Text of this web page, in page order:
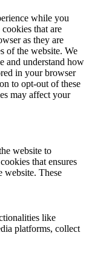
while you
that are
as they are
of the website. We
and understand how
in your browser
to opt-out of these
may affect your
website to
that ensures
website. These
like
platforms, collect